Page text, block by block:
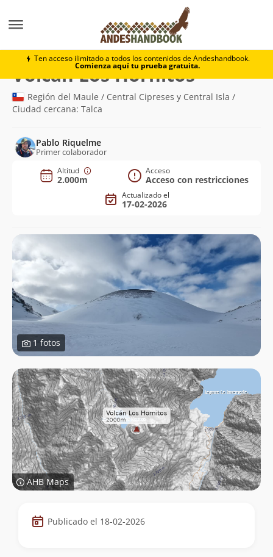
Ten acceso ilimitado a todos los contenidos de Andeshandbook.
Comienza aquí tu prueba gratuita.
Volcán Los Hornitos
Volcán Los Hornitos(2.000m)
Región del Maule / Central Cipreses y Central Isla /
Ciudad cercana: Talca
Pablo Riquelme
Primer colaborador
Altitud
2.000m
Acceso
Acceso con restricciones
Actualizado el
17-02-2026
1 fotos
AHB Maps
Datos
de
Publicado el 18-02-2026